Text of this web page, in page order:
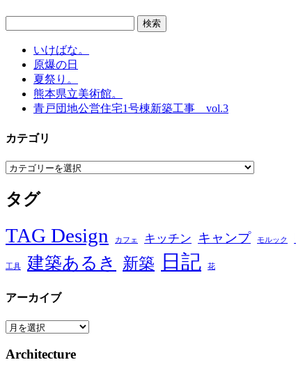
いけばな。
原爆の日
夏祭り。
熊本県立美術館。
青戸団地公営住宅1号棟新築工事 vol.3
カテゴリ
カ
ゴ
リ
タグ
TAG Design カフェ キッチン キャンプ モルック
工具 建築あるき 新築 日記 花
アーカイブ
ア
カ
Architecture